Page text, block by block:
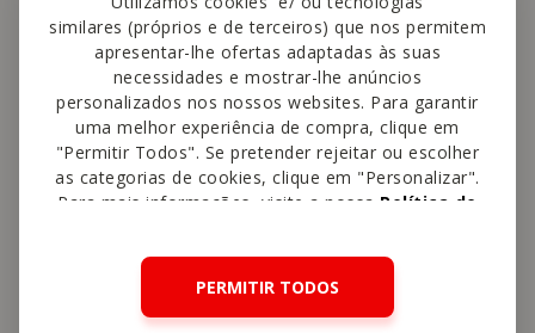
similares (próprios e de terceiros) que nos permitem
apresentar-lhe ofertas adaptadas às suas
necessidades e mostrar-lhe anúncios
personalizados nos nossos websites. Para garantir
uma melhor experiência de compra, clique em
"Permitir Todos". Se pretender rejeitar ou escolher
as categorias de cookies, clique em "Personalizar".
Para mais informações, visite a nossa Política de
PERMITIR TODOS
Tarte de ameixas– experimente fazer
esta reconfortante tarte de ameixas.
As ameixas são ótimas em qualquer
refeição: ao pequeno-almoço, ao lanche e
Organização Mundial de Saúde